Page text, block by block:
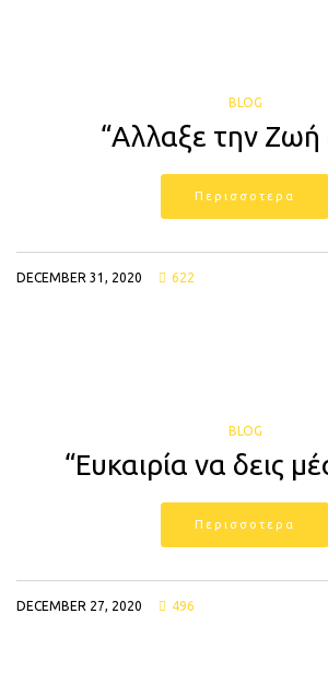
BLOG
“Αλλαξε την Ζωή
Περισσοτερα
DECEMBER 31, 2020 622
BLOG
“Ευκαιρία να δεις
Περισσοτερα
DECEMBER 27, 2020 496